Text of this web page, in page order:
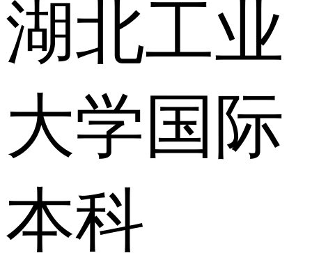
湖北工业
大学国际
本科